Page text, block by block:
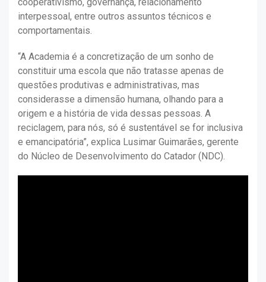
interpessoal, entre outros assuntos técnicos e
comportamentais.
“A Academia é a concretização de um sonho de
constituir uma escola que não tratasse apenas de
questões produtivas e administrativas, mas
considerasse a dimensão humana, olhando para a
origem e a história de vida dessas pessoas. A
reciclagem, para nós, só é sustentável se for inclusiva
e emancipatória”, explica Lusimar Guimarães, gerente
do Núcleo de Desenvolvimento do Catador (NDC).